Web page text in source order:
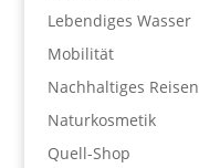
Lebendiges Wasser
Mobilität
Nachhaltiges Reisen
Naturkosmetik
Quell-Shop